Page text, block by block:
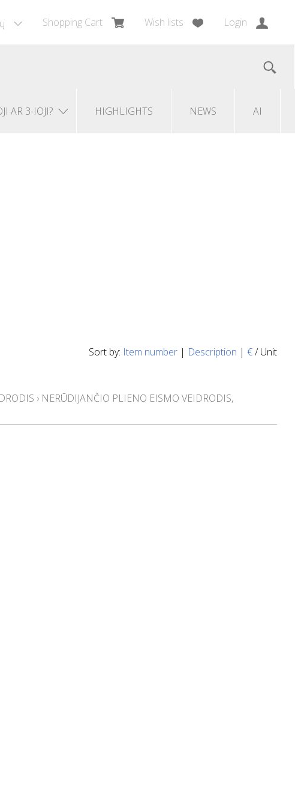
Shopping Cart Wish lists Login
AR 3-IOJI? HIGHLIGHTS NEWS AI
Sort by: Item number | Description | €/ Unit
› NERŪDIJANČIO PLIENO EISMO VEIDRODIS,